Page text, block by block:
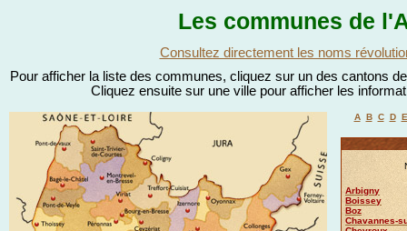
Les communes de
Consultez directement les noms
Pour afficher la liste des communes, cliquez sur un des cantons
Cliquez ensuite sur une ville pour afficher les
A B C D E
Arbigny
Boissey
Boz
Chavannes-